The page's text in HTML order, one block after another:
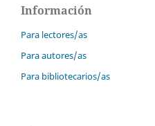
Información
Para lectores/as
Para autores/as
Para bibliotecarios/as